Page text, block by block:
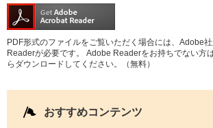
PDF形式のファイルをご覧いただく場合には、Adobe
Readerが必要です。
Adobe Readerをお持ちでない方
らダウンロードしてください。（無料）
おすすめコンテンツ